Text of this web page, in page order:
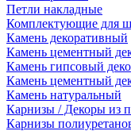
Петли накладные
Комплектующие для
Камень декоративный
Камень цементный
Камень гипсовый
Камень цементный
Камень натуральный
Карнизы / Декоры из
Карнизы